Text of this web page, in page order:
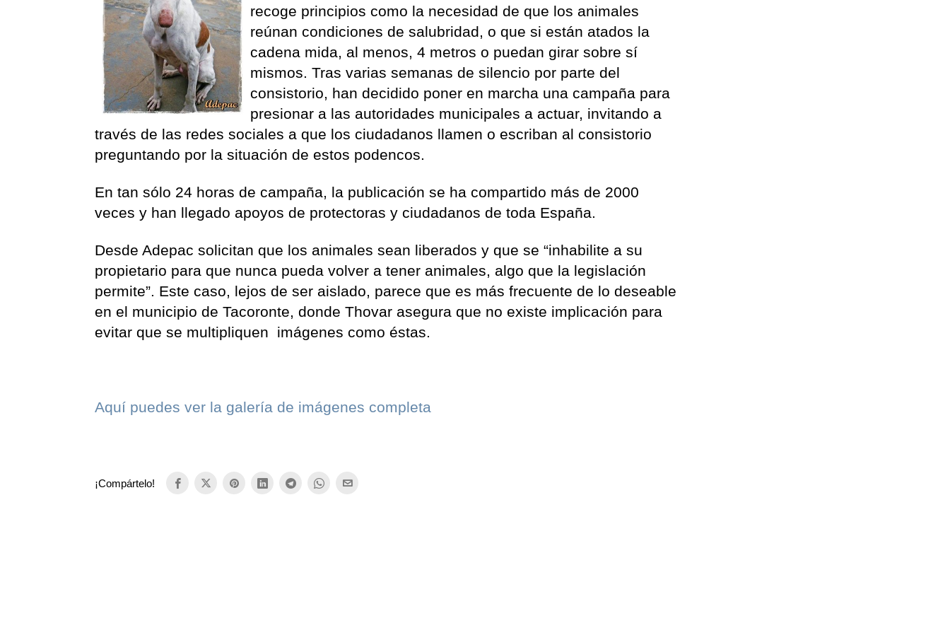
recoge principios como la necesidad de que los animales
reúnan condiciones de salubridad, o que si están atados la
cadena mida, al menos, 4 metros o puedan girar sobre sí
mismos. Tras varias semanas de silencio por parte del
consistorio, han decidido poner en marcha una campaña para
presionar a las autoridades municipales a actuar, invitando a
través de las redes sociales a que los ciudadanos llamen o escriban al consistorio
preguntando por la situación de estos podencos.
En tan sólo 24 horas de campaña, la publicación se ha compartido más de 2000
veces y han llegado apoyos de protectoras y ciudadanos de toda España.
Desde Adepac solicitan que los animales sean liberados y que se “inhabilite a su
propietario para que nunca pueda volver a tener animales, algo que la legislación
permite”. Este caso, lejos de ser aislado, parece que es más frecuente de lo deseable
en el municipio de Tacoronte, donde Thovar asegura que no existe implicación para
evitar que se multipliquen imágenes como éstas.
Aquí puedes ver la galería de imágenes completa
¡Compártelo!